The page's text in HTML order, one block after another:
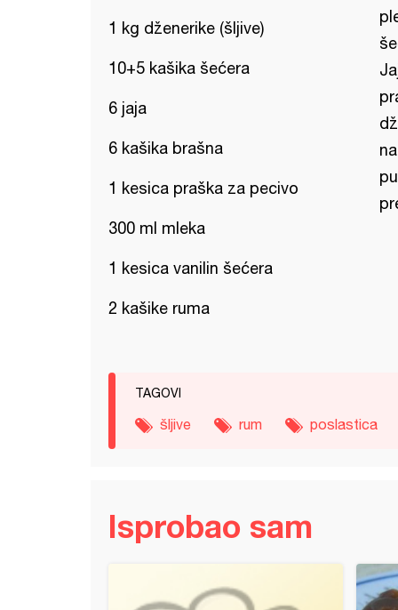
1 kg dženerike (šljive)
10+5 kašika šećera
6 jaja
6 kašika brašna
1 kesica praška za pecivo
300 ml mleka
1 kesica vanilin šećera
2 kašike ruma
TAGOVI
šljive rum poslastica
Isprobao sam